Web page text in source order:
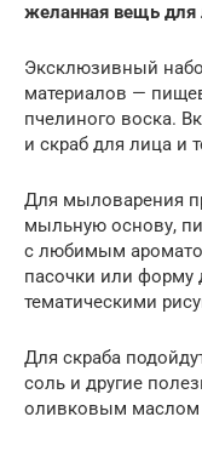
желанная вещь
Эксклюзивный
материалов —
пчелиного воска.
и скраб для лица и
Для мыловарения
мыльную основу,
с любимым
пасочки или форму
тематическими
Для скраба
соль и другие
оливковым маслом